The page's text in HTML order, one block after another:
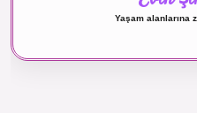
Yaşam alanlarına